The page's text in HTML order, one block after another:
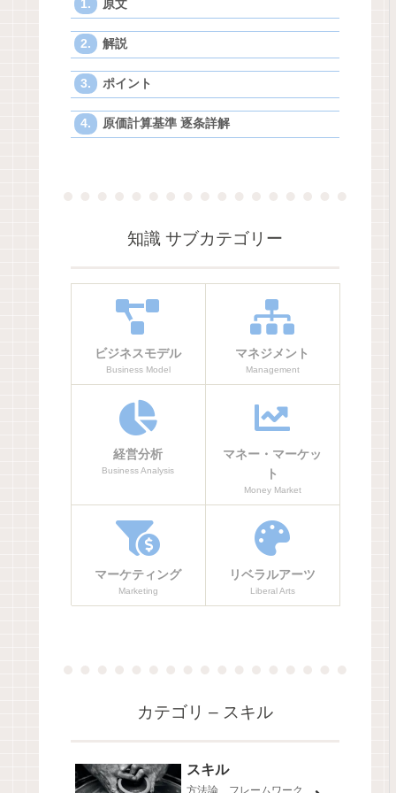
原文
解説
ポイント
原価計算基準 逐条詳解
知識 サブカテゴリー
ビジネスモデル
Business Model
マネジメント
Management
経営分析
Business Analysis
マネー・マーケッ
ト
Money Market
マーケティング
Marketing
リベラルアーツ
Liberal Arts
カテゴリ – スキル
スキル
方法論、フレームワーク、